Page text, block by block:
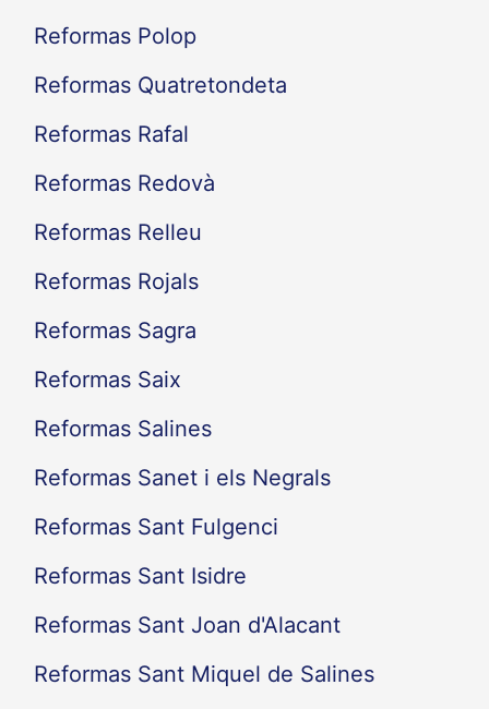
Reformas Polop
Reformas Quatretondeta
Reformas Rafal
Reformas Redovà
Reformas Relleu
Reformas Rojals
Reformas Sagra
Reformas Saix
Reformas Salines
Reformas Sanet i els Negrals
Reformas Sant Fulgenci
Reformas Sant Isidre
Reformas Sant Joan d'Alacant
Reformas Sant Miquel de Salines